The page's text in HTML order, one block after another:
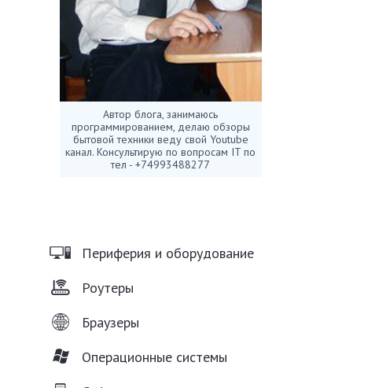
Автор блога, занимаюсь
программированием, делаю обзоры
бытовой техники веду свой Youtube
канал. Консультирую по вопросам IT по
тел - +74993488277
Периферия и оборудование
Роутеры
Браузеры
Операционные системы